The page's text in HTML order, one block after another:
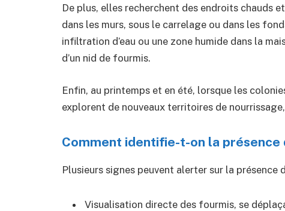
De plus, elles recherchent des endroits chauds
dans les murs, sous le carrelage ou dans les
infiltration d’eau ou une zone humide dans la
d’un nid de fourmis.
Enfin, au printemps et en été, lorsque les
explorent de nouveaux territoires de
Comment identifie-t-on la présence
Plusieurs signes peuvent alerter sur la présence
Visualisation directe des fourmis, se